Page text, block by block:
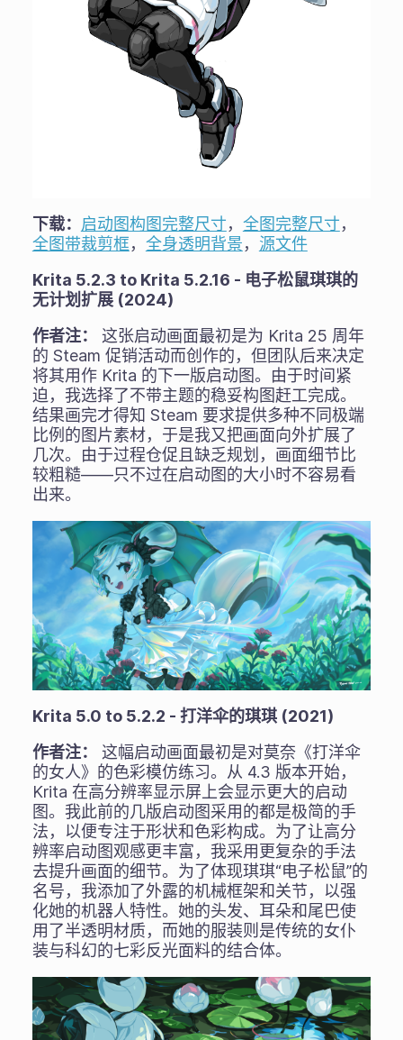
下载： 启动图构图完整尺寸， 全图完整尺寸，
全图带裁剪框， 全身透明背景， 源文件
Krita 5.2.3 to Krita 5.2.16 - 电子松鼠琪琪的
无计划扩展 (2024)
作者注：
这张启动画面最初是为 Krita 25 周年
的 Steam 促销活动而创作的，但团队后来决定
将其用作 Krita 的下一版启动图。由于时间紧
迫，我选择了不带主题的稳妥构图赶工完成。
结果画完才得知 Steam 要求提供多种不同极端
比例的图片素材，于是我又把画面向外扩展了
几次。由于过程仓促且缺乏规划，画面细节比
较粗糙——只不过在启动图的大小时不容易看
出来。
Krita 5.0 to 5.2.2 - 打洋伞的琪琪 (2021)
作者注：
这幅启动画面最初是对莫奈《打洋伞
的女人》的色彩模仿练习。从 4.3 版本开始，
Krita 在高分辨率显示屏上会显示更大的启动
图。我此前的几版启动图采用的都是极简的手
法，以便专注于形状和色彩构成。为了让高分
辨率启动图观感更丰富，我采用更复杂的手法
去提升画面的细节。为了体现琪琪“电子松鼠”的
名号，我添加了外露的机械框架和关节，以强
化她的机器人特性。她的头发、耳朵和尾巴使
用了半透明材质，而她的服装则是传统的女仆
装与科幻的七彩反光面料的结合体。